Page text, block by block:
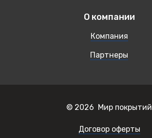
О компании
Компания
Партнеры
© 2026 Мир покрытий
Договор оферты